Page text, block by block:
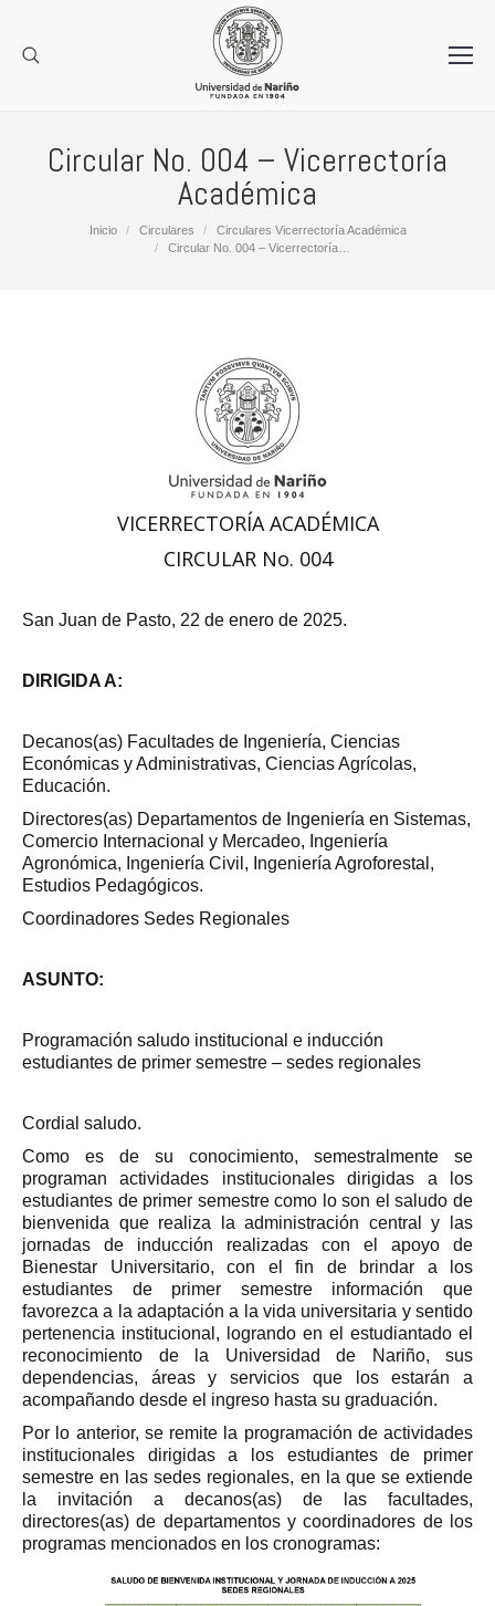
Circular No. 004 – Vicerrectoría
Académica
Estás aquí:
Inicio Circulares
Circulares Vicerrectoría Académica
Circular No. 004 – Vicerrectoría…
VICERRECTORÍA ACADÉMICA
CIRCULAR No. 004
San Juan de Pasto, 22 de enero de 2025.
DIRIGIDA A:
Decanos(as) Facultades de Ingeniería, Ciencias
Económicas y Administrativas, Ciencias Agrícolas,
Educación.
Directores(as) Departamentos de Ingeniería en Sistemas,
Comercio Internacional y Mercadeo, Ingeniería
Agronómica, Ingeniería Civil, Ingeniería Agroforestal,
Estudios Pedagógicos.
Coordinadores Sedes Regionales
ASUNTO:
Programación saludo institucional e inducción
estudiantes de primer semestre – sedes regionales
Cordial saludo.
Como es de su conocimiento, semestralmente se
programan actividades institucionales dirigidas a los
estudiantes de primer semestre como lo son el saludo de
bienvenida que realiza la administración central y las
jornadas de inducción realizadas con el apoyo de
Bienestar Universitario, con el fin de brindar a los
estudiantes de primer semestre información que
favorezca a la adaptación a la vida universitaria y sentido
pertenencia institucional, logrando en el estudiantado el
reconocimiento de la Universidad de Nariño, sus
dependencias, áreas y servicios que los estarán a
acompañando desde el ingreso hasta su graduación.
Por lo anterior, se remite la programación de actividades
institucionales dirigidas a los estudiantes de primer
semestre en las sedes regionales, en la que se extiende
la invitación a decanos(as) de las facultades,
directores(as) de departamentos y coordinadores de los
programas mencionados en los cronogramas: